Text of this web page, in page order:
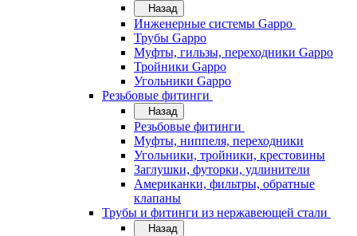
Назад
Инженерные системы Gappo
Трубы Gappo
Муфты, гильзы, переходники Gappo
Тройники Gappo
Угольники Gappo
Резьбовые фитинги
Назад
Резьбовые фитинги
Муфты, ниппеля, переходники
Угольники, тройники, крестовины
Заглушки, футорки, удлинители
Американки, фильтры, обратные
клапаны
Трубы и фитинги из нержавеющей стали
Назад